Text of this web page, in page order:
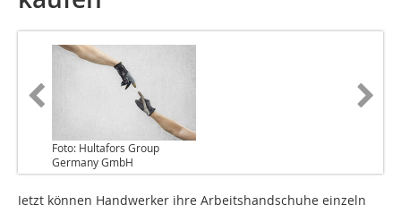
Foto: Hultafors Group
Germany GmbH
Jetzt können Handwerker ihre Arbeitshandschuhe einzeln